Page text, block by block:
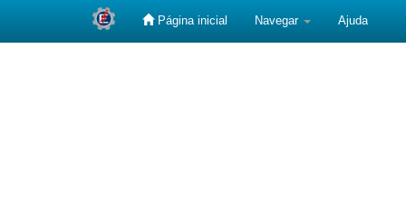
Página inicial Navegar Ajuda